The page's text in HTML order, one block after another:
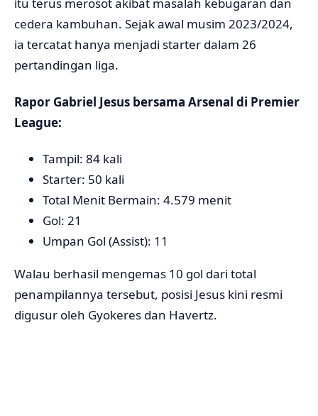
itu terus merosot akibat masalah kebugaran dan
cedera kambuhan. Sejak awal musim 2023/2024,
ia tercatat hanya menjadi starter dalam 26
pertandingan liga.
Rapor Gabriel Jesus bersama Arsenal di Premier
League:
Tampil: 84 kali
Starter: 50 kali
Total Menit Bermain: 4.579 menit
Gol: 21
Umpan Gol (Assist): 11
Walau berhasil mengemas 10 gol dari total
penampilannya tersebut, posisi Jesus kini resmi
digusur oleh Gyokeres dan Havertz.